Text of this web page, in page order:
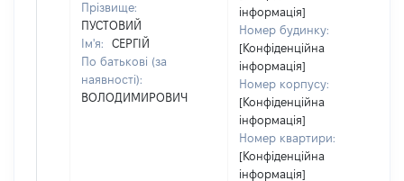
Прізвище:
ПУСТОВИЙ
Ім'я:
СЕРГІЙ
По батькові (за
наявності):
ВОЛОДИМИРОВИЧ
інформація]
Номер будинку:
[Конфіденційна
інформація]
Номер корпусу:
[Конфіденційна
інформація]
Номер квартири:
[Конфіденційна
інформація]